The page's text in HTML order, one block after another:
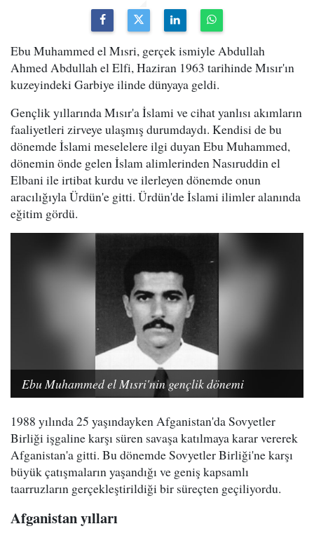
Ebu Muhammed el Mısri, gerçek ismiyle Abdullah
Ahmed Abdullah el Elfi, Haziran 1963 tarihinde Mısır'ın
kuzeyindeki Garbiye ilinde dünyaya geldi.
Gençlik yıllarında Mısır'a İslami ve cihat yanlısı akımların
faaliyetleri zirveye ulaşmış durumdaydı. Kendisi de bu
dönemde İslami meselelere ilgi duyan Ebu Muhammed,
dönemin önde gelen İslam alimlerinden Nasıruddin el
Elbani ile irtibat kurdu ve ilerleyen dönemde onun
aracılığıyla Ürdün'e gitti. Ürdün'de İslami ilimler alanında
eğitim gördü.
Ebu Muhammed el Mısri'nin gençlik dönemi
1988 yılında 25 yaşındayken Afganistan'da Sovyetler
Birliği işgaline karşı süren savaşa katılmaya karar vererek
Afganistan'a gitti. Bu dönemde Sovyetler Birliği'ne karşı
büyük çatışmaların yaşandığı ve geniş kapsamlı
taarruzların gerçekleştirildiği bir süreçten geçiliyordu.
Afganistan yılları